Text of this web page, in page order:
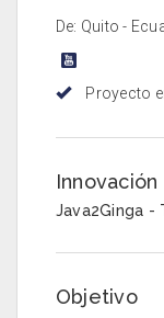
De: Quito -
Proyecto
Innovación
Java2Ginga -
Objetivo